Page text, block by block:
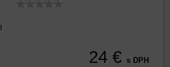
24 € s DPH